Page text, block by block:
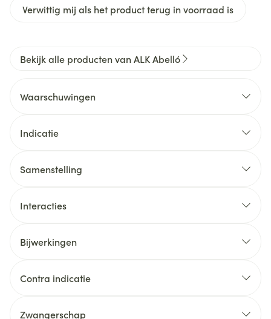
Verwittig mij als het product terug in voorraad is
Bekijk alle producten van ALK Abelló
Waarschuwingen
Indicatie
Samenstelling
Interacties
Bijwerkingen
Contra indicatie
Zwangerschap